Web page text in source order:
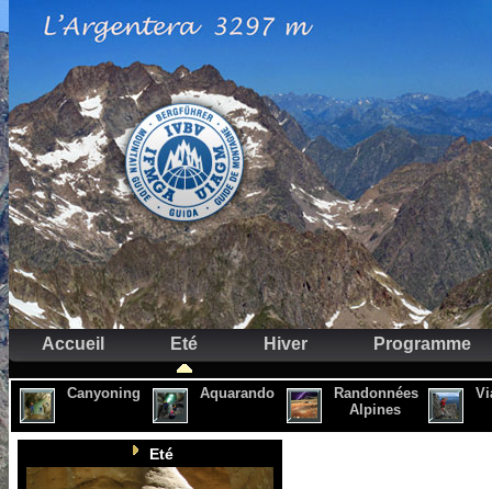
Accueil Eté Hiver Programme
Canyoning Aquarando
Randonnées
Alpines
Eté